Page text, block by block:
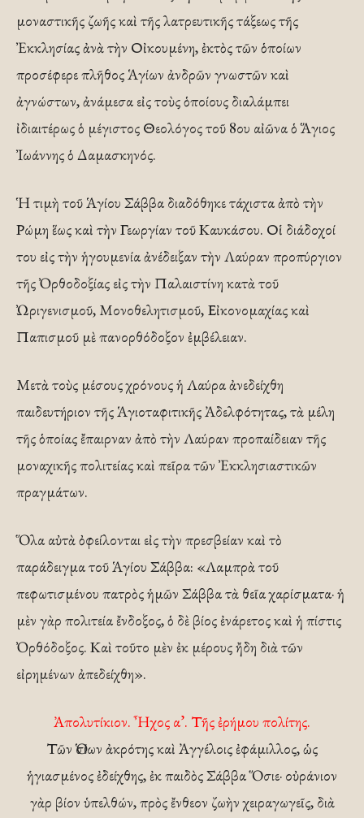
μοναστικῆς ζωῆς καὶ τῆς λατρευτικῆς τάξεως τῆς
Ἐκκλησίας ἀνὰ τὴν Οἰκουμένη, ἐκτὸς τῶν ὁποίων
προσέφερε πλῆθος Ἁγίων ἀνδρῶν γνωστῶν καὶ
ἀγνώστων, ἀνάμεσα εἰς τοὺς ὁποίους διαλάμπει
ἰδιαιτέρως ὁ μέγιστος Θεολόγος τοῦ 8ου αἰῶνα ὁ Ἅγιος
Ἰωάννης ὁ Δαμασκηνός.
Ἡ τιμὴ τοῦ Ἁγίου Σάββα διαδόθηκε τάχιστα ἀπὸ τὴν
Ρώμη ἕως καὶ τὴν Γεωργίαν τοῦ Καυκάσου. Οἱ διάδοχοί
του εἰς τὴν ἡγουμενία ἀνέδειξαν τὴν Λαύραν προπύργιον
τῆς Ὀρθοδοξίας εἰς τὴν Παλαιστίνη κατὰ τοῦ
Ὠριγενισμοῦ, Μονοθελητισμοῦ, Εἰκονομαχίας καὶ
Παπισμοῦ μὲ πανορθόδοξον ἐμβέλειαν.
Μετὰ τοὺς μέσους χρόνους ἡ Λαύρα ἀνεδείχθη
παιδευτήριον τῆς Ἁγιοταφιτικῆς Ἀδελφότητας, τὰ μέλη
τῆς ὁποίας ἔπαιρναν ἀπὸ τὴν Λαύραν προπαίδειαν τῆς
μοναχικῆς πολιτείας καὶ πεῖρα τῶν Ἐκκλησιαστικῶν
πραγμάτων.
Ὅλα αὐτὰ ὀφείλονται εἰς τὴν πρεσβείαν καὶ τὸ
παράδειγμα τοῦ Ἁγίου Σάββα: «Λαμπρὰ τοῦ
πεφωτισμένου πατρὸς ἡμῶν Σάββα τὰ θεῖα χαρίσματα· ἡ
μὲν γὰρ πολιτεία ἔνδοξος, ὁ δὲ βίος ἐνάρετος καὶ ἡ πίστις
Ὀρθόδοξος. Καὶ τοῦτο μὲν ἐκ μέρους ἤδη διὰ τῶν
εἰρημένων ἀπεδείχθη».
Ἀπολυτίκιον. Ἦχος α’. Τῆς ἐρήμου πολίτης.
Τῶν Ὁσίων ἀκρότης καὶ Ἀγγέλοις ἐφάμιλλος, ὡς
ἡγιασμένος ἐδείχθης, ἐκ παιδὸς Σάββα Ὅσιε· οὐράνιον
γὰρ βίον ὑπελθών, πρὸς ἔνθεον ζωὴν χειραγωγεῖς, διὰ